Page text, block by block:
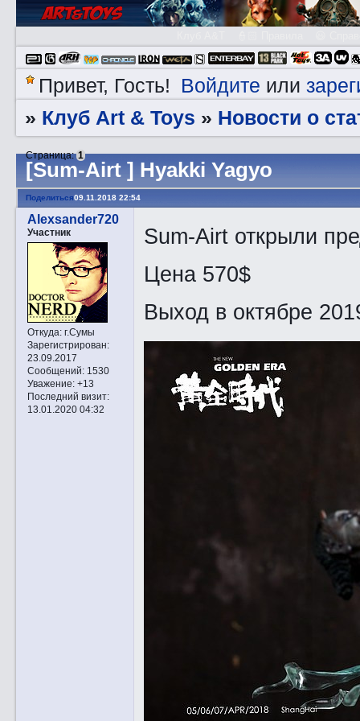
Привет, Гость! Войдите или
» Клуб Art & Toys » Новости о
[Sum-Airt ] Hyakki Yagyo
Страница:1
Поделиться09.11.2018 22:54
Alexsander720
Участник
Откуда:г.Сумы
Зарегистрирован:
23.09.2017
Сообщений:1530
Уважение: +13
Последний визит:
13.01.2020 04:32
Sum-Airt открыли
Цена 570$
Выход в октябре